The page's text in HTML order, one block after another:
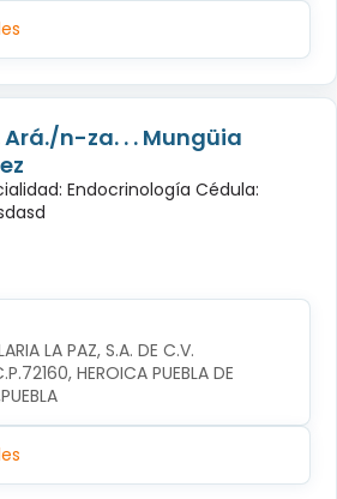
Ará./n-za. . . Mungüia
Endocrinología Cédula:
LA PAZ, S.A. DE C.V.
HEROICA PUEBLA DE